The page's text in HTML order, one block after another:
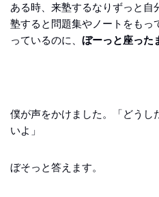
ある時、来塾するなりずっと自
塾すると問題集やノートをもっ
っているのに、 ぼーっと座った
僕が声をかけました。「どう
いよ」
ぼそっと答えます。